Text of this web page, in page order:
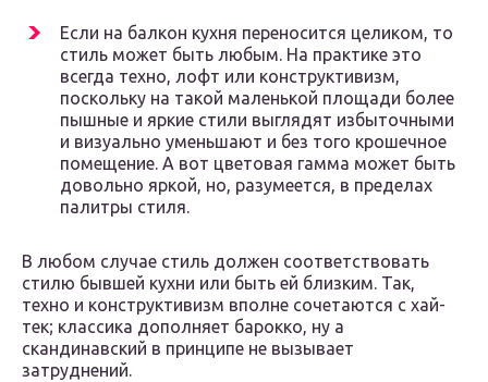
Если на балкон кухня переносится целиком, то
стиль может быть любым. На практике это
всегда техно, лофт или конструктивизм,
поскольку на такой маленькой площади более
пышные и яркие стили выглядят избыточными
и визуально уменьшают и без того крошечное
помещение. А вот цветовая гамма может быть
довольно яркой, но, разумеется, в пределах
палитры стиля.
В любом случае стиль должен соответствовать
стилю бывшей кухни или быть ей близким. Так,
техно и конструктивизм вполне сочетаются с хай-
тек; классика дополняет барокко, ну а
скандинавский в принципе не вызывает
затруднений.